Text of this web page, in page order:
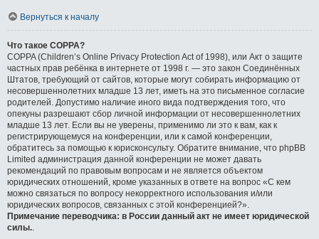
Вернуться к началу
Что такое COPPA?
COPPA (Children’s Online Privacy Protection Act of 1998), или Акт о защите
частных прав ребёнка в интернете от 1998 г. — это закон Соединённых
Штатов, требующий от сайтов, которые могут собирать информацию от
несовершеннолетних младше 13 лет, иметь на это письменное согласие
родителей. Допустимо наличие иного вида подтверждения того, что
опекуны разрешают сбор личной информации от несовершеннолетних
младше 13 лет. Если вы не уверены, применимо ли это к вам, как к
регистрирующемуся на конференции, или к самой конференции,
обратитесь за помощью к юрисконсульту. Обратите внимание, что phpBB
Limited администрация данной конференции не может давать
рекомендаций по правовым вопросам и не является объектом
юридических отношений, кроме указанных в ответе на вопрос «С кем
можно связаться по вопросу некорректного использования и/или
юридических вопросов, связанных с этой конференцией?».
Примечание переводчика: в России данный акт не имеет юридической
силы.